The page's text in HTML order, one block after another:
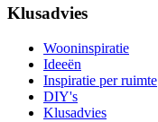
Klusadvies
Wooninspiratie
Ideeën
Inspiratie per ruimte
DIY's
Klusadvies